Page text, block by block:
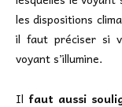
les dispositions
il faut préciser si
voyant s’illumine.
Il faut aussi